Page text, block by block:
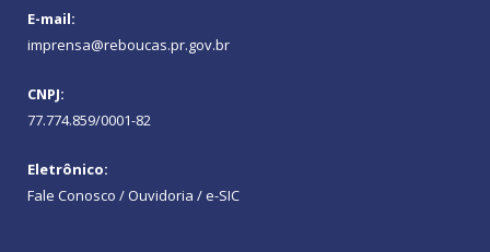
E-mail:
imprensa@reboucas.pr.gov.br
CNPJ:
77.774.859/0001-82
Eletrônico:
Fale Conosco / Ouvidoria / e-SIC